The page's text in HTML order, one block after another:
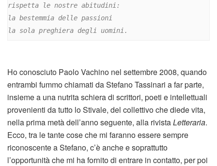
rispetta le nostre abitudini:
la bestemmia delle passioni
la sola preghiera degli uomini.
Ho conosciuto Paolo Vachino nel settembre 2008, quando
entrambi fummo chiamati da Stefano Tassinari a far parte,
insieme a una nutrita schiera di scrittori, poeti e intellettuali
provenienti da tutto lo Stivale, del collettivo che diede vita,
nella prima metà dell’anno seguente, alla rivistaLetteraria.
Ecco, tra le tante cose che mi faranno essere sempre
riconoscente a Stefano, c’è anche e soprattutto
l’opportunità che mi ha fornito di entrare in contatto, per poi